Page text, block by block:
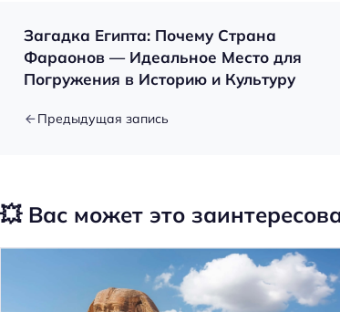
Загадка Египта: Почему Страна
Фараонов — Идеальное Место для
Погружения в Историю и Культуру
Предыдущая запись
💥 Вас может это